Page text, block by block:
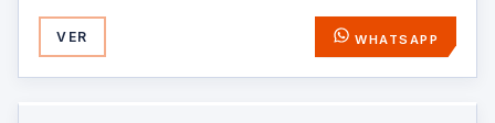
VER WHATSAPP